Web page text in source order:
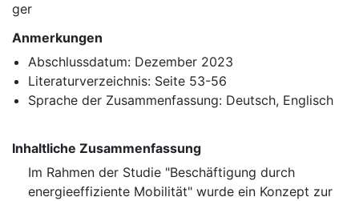
ger
Anmerkungen
Abschlussdatum: Dezember 2023
Literaturverzeichnis: Seite 53-56
Sprache der Zusammenfassung: Deutsch, Englisch
Inhaltliche Zusammenfassung
Im Rahmen der Studie "Beschäftigung durch
energieeffiziente Mobilität" wurde ein Konzept zur